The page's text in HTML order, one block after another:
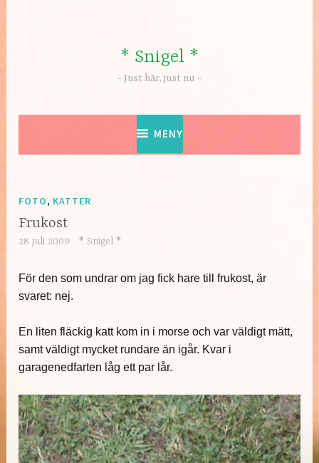
* Snigel *
Just här, just nu
MENY
FOTO, KATTER
Frukost
28 juli 2009 * Snigel *
För den som undrar om jag fick hare till frukost, är
svaret: nej.
En liten fläckig katt kom in i morse och var väldigt mätt,
samt väldigt mycket rundare än igår. Kvar i
garagenedfarten låg ett par lår.